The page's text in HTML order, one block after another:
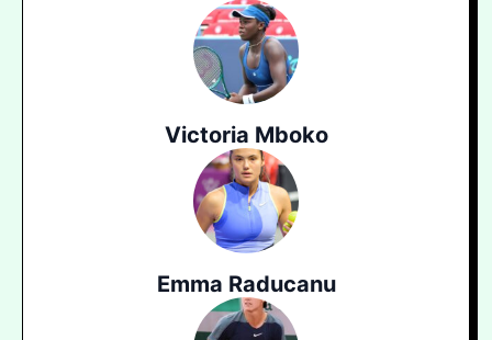
Victoria Mboko
Emma Raducanu